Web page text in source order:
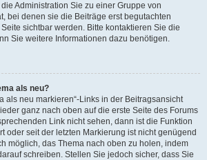
Administration Sie zu einer Gruppe von
bei denen sie die Beiträge erst begutachten
sichtbar werden. Bitte kontaktieren Sie die
Sie weitere Informationen dazu benötigen.
als neu?
als neu markieren“-Links in der Beitragsansicht
ganz nach oben auf die erste Seite des Forums
Link nicht sehen, dann ist die Funktion
oder seit der letzten Markierung ist nicht genügend
möglich, das Thema nach oben zu holen, indem
schreiben. Stellen Sie jedoch sicher, dass Sie